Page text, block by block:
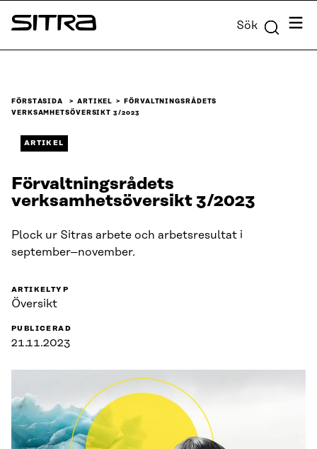
Skip to
content
Sitra Sök Meny
FÖRSTASIDA ARTIKEL
FÖRVALTNINGSRÅDETS
VERKSAMHETSÖVERSIKT 3/2023
ARTIKEL
Förvaltningsrådets
verksamhetsöversikt 3/2023
Plock ur Sitras arbete och arbetsresultat i
september–november.
ARTIKELTYP
Översikt
PUBLICERAD
21.11.2023